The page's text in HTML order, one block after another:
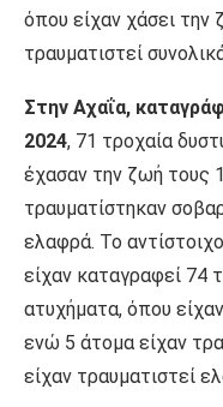
όπου είχαν χάσει
τραυματιστεί
Στην Αχαΐα,
2024, 71 τροχαία
έχασαν την ζωή τους
τραυματίστηκαν
ελαφρά. Το
είχαν καταγραφεί 74
ατυχήματα, όπου
ενώ 5 άτομα είχαν
είχαν τραυματιστεί